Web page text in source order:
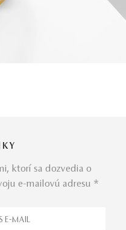
ktorí sa dozvedia o
e-mailovú adresu *